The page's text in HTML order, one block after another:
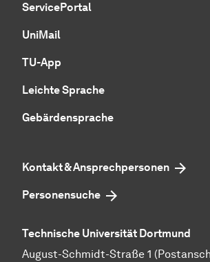
ServicePortal
UniMail
TU-App
Leichte Sprache
Gebärdensprache
Kontakt & Ansprechpersonen
Personensuche
Technische Universität Dortmund
August-Schmidt-Straße 1